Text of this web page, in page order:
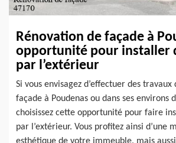
Rénovation de façade à
opportunité pour installer
par l’extérieur
Si vous envisagez d’effectuer des
façade à Poudenas ou dans ses environs
choisissez cette opportunité pour faire
par l’extérieur. Vous profitez ainsi d’une
esthétique de votre immeuble, mais aussi